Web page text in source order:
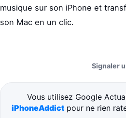
musique sur son iPhone et
son Mac en un clic.
Signaler
Vous utilisez Google
iPhoneAddict pour ne rien